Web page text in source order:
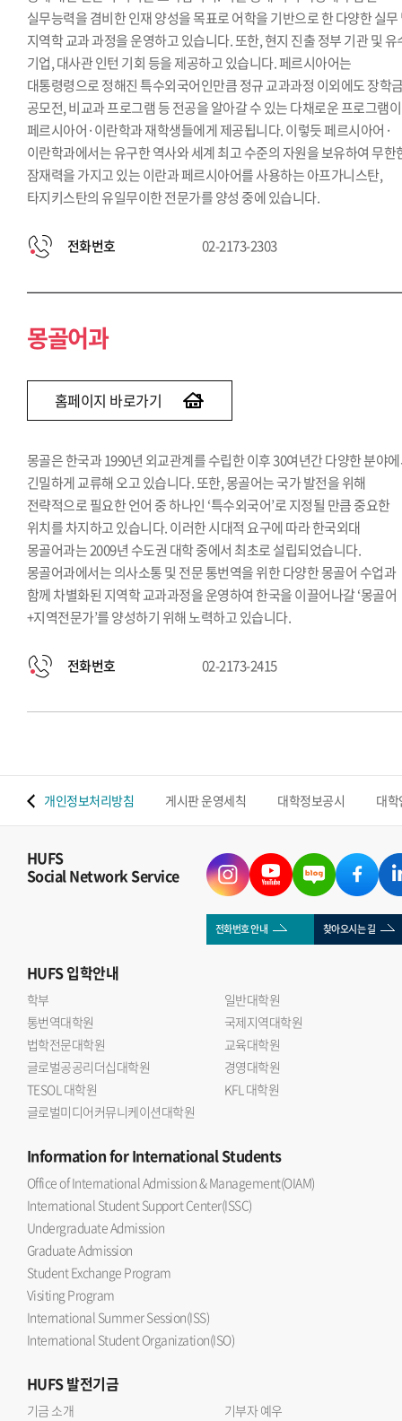
실무능력을 겸비한 인재 양성을 목표로 어학을 기반으로 한 다양한 실무
지역학 교과 과정을 운영하고 있습니다. 또한, 현지 진출 정부 기관 및 유
기업, 대사관 인턴 기회 등을 제공하고 있습니다. 페르시아어는
대통령령으로 정해진 특수외국어인만큼 정규 교과과정 이외에도 장학
공모전, 비교과 프로그램 등 전공을 알아갈 수 있는 다채로운 프로그램이
페르시아어·이란학과 재학생들에게 제공됩니다. 이렇듯 페르시아어·
이란학과에서는 유구한 역사와 세계 최고 수준의 자원을 보유하여 무한
잠재력을 가지고 있는 이란과 페르시아어를 사용하는 아프가니스탄,
타지키스탄의 유일무이한 전문가를 양성 중에 있습니다.
전화번호 02-2173-2303
몽골어과
홈페이지 바로가기
몽골은 한국과 1990년 외교관계를 수립한 이후 30여년간 다양한 분야
긴밀하게 교류해 오고 있습니다. 또한, 몽골어는 국가 발전을 위해
전략적으로 필요한 언어 중 하나인 ‘특수외국어’로 지정될 만큼 중요한
위치를 차지하고 있습니다. 이러한 시대적 요구에 따라 한국외대
몽골어과는 2009년 수도권 대학 중에서 최초로 설립되었습니다.
몽골어과에서는 의사소통 및 전문 통번역을 위한 다양한 몽골어 수업과
함께 차별화된 지역학 교과과정을 운영하여 한국을 이끌어나갈 ‘몽골어
+지역전문가’를 양성하기 위해 노력하고 있습니다.
전화번호 02-2173-2415
개인정보처리방침 게시판 운영세칙 대학정보공시 대
HUFS
Social Network Service
전화번호 안내 찾아오시는 길
HUFS입학안내
학부
일반대학원
통번역대학원
국제지역대학원
법학전문대학원
교육대학원
글로벌공공리더십대학원
경영대학원
TESOL 대학원
KFL 대학원
글로벌미디어커뮤니케이션대학원
Informationfor International Students
Office of International Admission & Management(OIAM)
International Student Support Center(ISSC)
Undergraduate Admission
Graduate Admission
Student Exchange Program
Visiting Program
International Summer Session(ISS)
International Student Organization(ISO)
HUFS발전기금
기금 소개
기부자 예우